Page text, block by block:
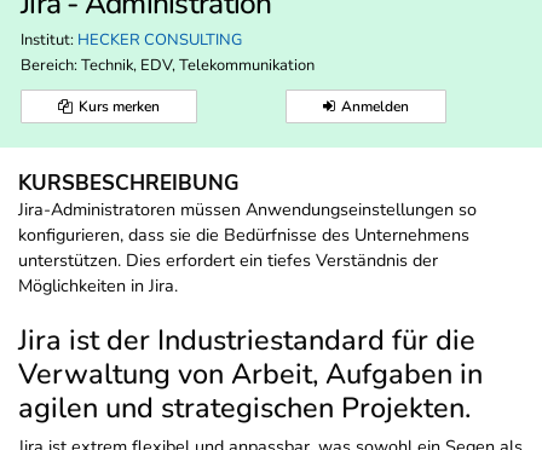
Institut: HECKER CONSULTING
Bereich: Technik, EDV, Telekommunikation
Kurs merken Anmelden
KURSBESCHREIBUNG
Jira-Administratoren müssen Anwendungseinstellungen so
konfigurieren, dass sie die Bedürfnisse des Unternehmens
unterstützen. Dies erfordert ein tiefes Verständnis der
Möglichkeiten in Jira.
Jira ist der Industriestandard für die
Verwaltung von Arbeit, Aufgaben in
agilen und strategischen Projekten.